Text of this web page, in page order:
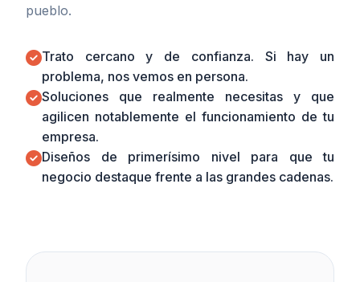
pueblo.
Trato cercano y de confianza. Si hay un
problema, nos vemos en persona.
Soluciones que realmente necesitas y que
agilicen notablemente el funcionamiento de tu
empresa.
Diseños de primerísimo nivel para que tu
negocio destaque frente a las grandes cadenas.